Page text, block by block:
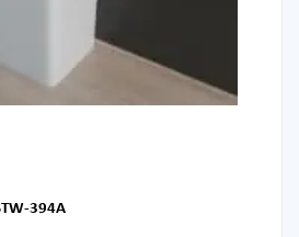
wit STW-394A